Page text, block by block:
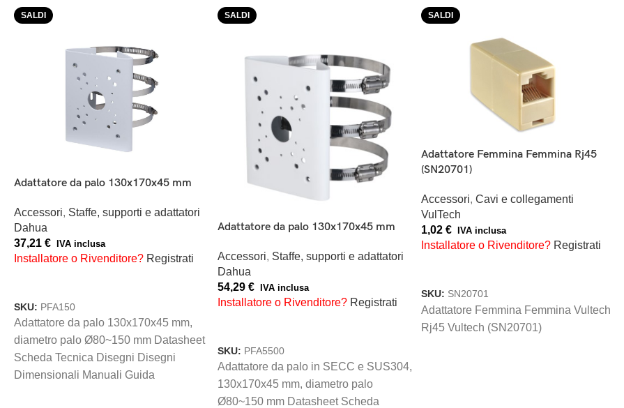
SALDI
Adattatore da palo 130x170x45 mm
Accessori, Staffe, supporti e adattatori
Dahua
37,21 € IVA inclusa
Installatore o Rivenditore? Registrati
SKU: PFA150
Adattatore da palo 130x170x45 mm,
diametro palo Ø80~150 mm Datasheet
Scheda Tecnica Disegni Disegni
Dimensionali Manuali Guida
SALDI
Adattatore da palo 130x170x45 mm
Accessori, Staffe, supporti e adattatori
Dahua
54,29 € IVA inclusa
Installatore o Rivenditore? Registrati
SKU: PFA5500
Adattatore da palo in SECC e SUS304,
130x170x45 mm, diametro palo
Ø80~150 mm Datasheet Scheda
SALDI
Adattatore Femmina Femmina Rj45
(SN20701)
Accessori, Cavi e collegamenti
VulTech
1,02 € IVA inclusa
Installatore o Rivenditore? Registrati
SKU: SN20701
Adattatore Femmina Femmina Vultech
Rj45 Vultech (SN20701)